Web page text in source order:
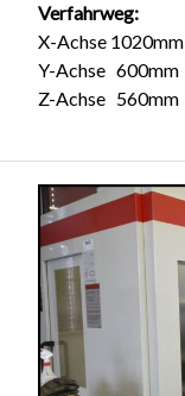
Verfahrweg:
X-Achse 1020mm
Y-Achse 600mm
Z-Achse 560mm